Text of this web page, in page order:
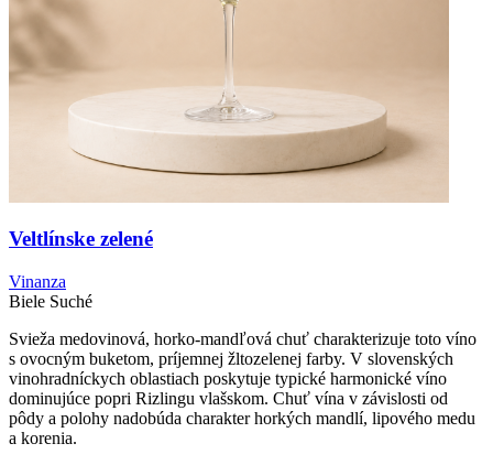
Veltlínske zelené
Vinanza
Biele Suché
Svieža medovinová, horko-mandľová chuť charakterizuje toto víno
s ovocným buketom, príjemnej žltozelenej farby. V slovenských
vinohradníckych oblastiach poskytuje typické harmonické víno
dominujúce popri Rizlingu vlašskom. Chuť vína v závislosti od
pôdy a polohy nadobúda charakter horkých mandlí, lipového medu
a korenia.